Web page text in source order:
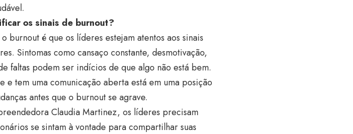
os sinais de burnout?
é que os líderes estejam atentos aos sinais
Sintomas como cansaço constante, desmotivação,
faltas podem ser indícios de que algo não está bem.
e tem uma comunicação aberta está em uma posição
antes que o burnout se agrave.
Claudia Martinez, os líderes precisam
se sintam à vontade para compartilhar suas